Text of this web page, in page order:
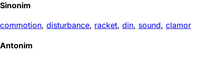
Sinonim
commotion, disturbance, racket, din, sound, clamor
Antonim